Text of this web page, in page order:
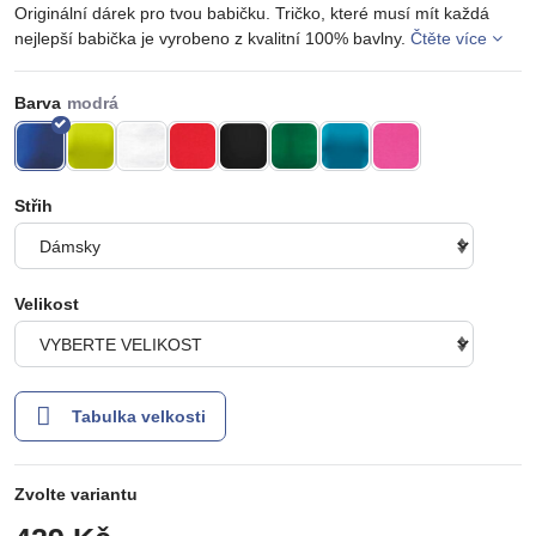
Originální dárek pro tvou babičku. Tričko, které musí mít každá
nejlepší babička je vyrobeno z kvalitní 100% bavlny. Čtěte více
Barva
Střih
Velikost
Tabulka velkosti
Zvolte variantu